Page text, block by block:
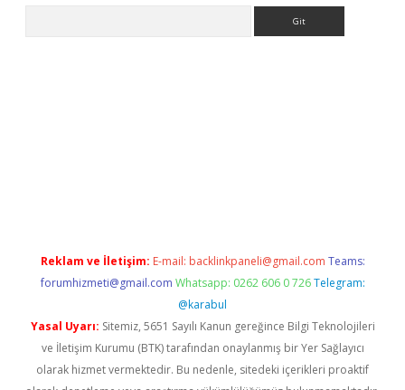
Reklam ve İletişim: E-mail: backlinkpaneli@gmail.com Teams:
forumhizmeti@gmail.com Whatsapp: 0262 606 0 726 Telegram:
@karabul
Yasal Uyarı: Sitemiz, 5651 Sayılı Kanun gereğince Bilgi Teknolojileri
ve İletişim Kurumu (BTK) tarafından onaylanmış bir Yer Sağlayıcı
olarak hizmet vermektedir. Bu nedenle, sitedeki içerikleri proaktif